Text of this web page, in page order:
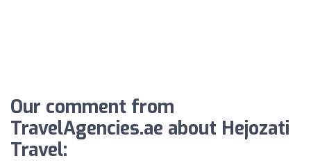
Our comment from
TravelAgencies.ae about Hejozati
Travel: